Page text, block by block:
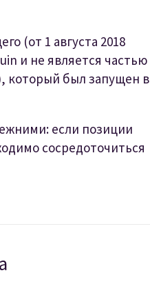
(от 1 августа 2018
и не является частью
который был запущен в
если позиции
сосредоточиться